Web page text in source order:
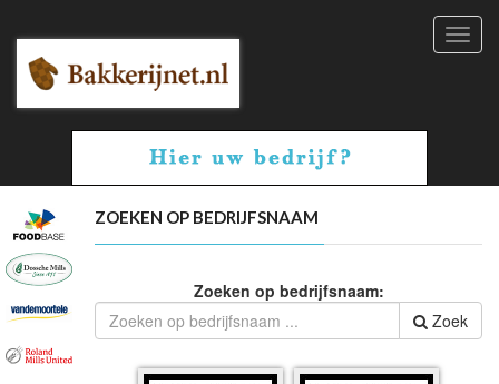
ZOEKEN OP BEDRIJFSNAAM
Zoeken op bedrijfsnaam:
Zoek